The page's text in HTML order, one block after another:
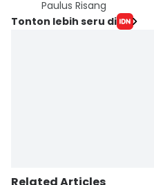
Paulus Risang
Tonton lebih seru di